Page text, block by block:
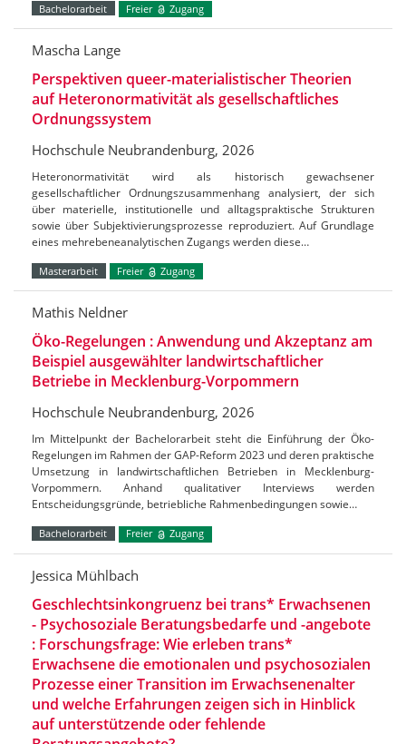
Bachelorarbeit Freier Zugang
Mascha Lange
Perspektiven queer-materialistischer Theorien
auf Heteronormativität als gesellschaftliches
Ordnungssystem
Hochschule Neubrandenburg, 2026
Heteronormativität wird als historisch gewachsener
gesellschaftlicher Ordnungszusammenhang analysiert, der sich
über materielle, institutionelle und alltagspraktische Strukturen
sowie über Subjektivierungsprozesse reproduziert. Auf Grundlage
eines mehrebeneanalytischen Zugangs werden diese…
Masterarbeit Freier Zugang
Mathis Neldner
Öko-Regelungen : Anwendung und Akzeptanz am
Beispiel ausgewählter landwirtschaftlicher
Betriebe in Mecklenburg-Vorpommern
Hochschule Neubrandenburg, 2026
Im Mittelpunkt der Bachelorarbeit steht die Einführung der Öko-
Regelungen im Rahmen der GAP-Reform 2023 und deren praktische
Umsetzung in landwirtschaftlichen Betrieben in Mecklenburg-
Vorpommern. Anhand qualitativer Interviews werden
Entscheidungsgründe, betriebliche Rahmenbedingungen sowie…
Bachelorarbeit Freier Zugang
Jessica Mühlbach
Geschlechtsinkongruenz bei trans* Erwachsenen
- Psychosoziale Beratungsbedarfe und -angebote
: Forschungsfrage: Wie erleben trans*
Erwachsene die emotionalen und psychosozialen
Prozesse einer Transition im Erwachsenenalter
und welche Erfahrungen zeigen sich in Hinblick
auf unterstützende oder fehlende